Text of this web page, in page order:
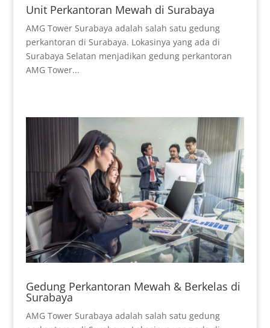
Unit Perkantoran Mewah di Surabaya
AMG Tower Surabaya adalah salah satu gedung
perkantoran di Surabaya. Lokasinya yang ada di
Surabaya Selatan menjadikan gedung perkantoran
AMG Tower...
Gedung Perkantoran Mewah & Berkelas di
Surabaya
AMG Tower Surabaya adalah salah satu gedung